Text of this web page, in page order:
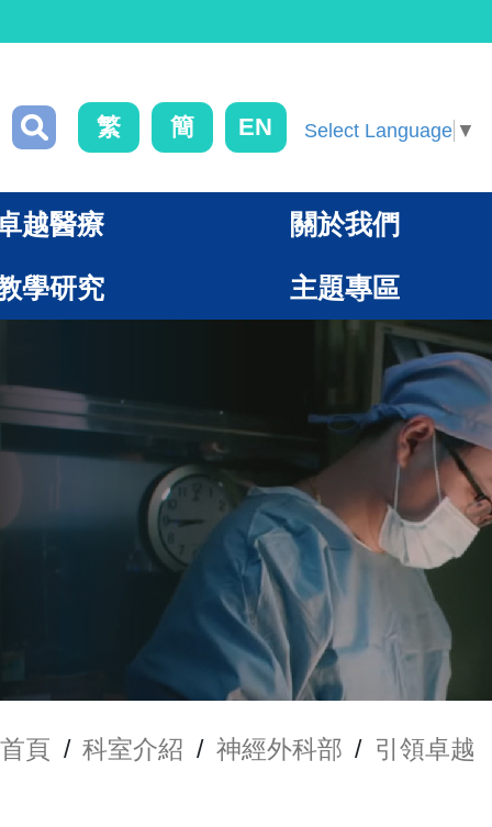
繁 簡 EN Select Language ▼
越醫療 關於我們
學研究 主題專區
首頁 / 科室介紹 / 神經外科部 / 引領卓越